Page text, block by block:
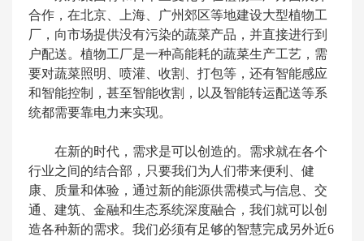
合作，在北京、上海、广州郊区等地建设大型植物工
厂，向市场提供没有污染的蔬菜产品，并直接进行到
户配送。植物工厂是一种高能耗的蔬菜生产工艺，需
要对蔬菜照明、喷灌、收割、打包等，还有智能感应
和智能控制，甚至智能收割，以及智能转运配送等系
统都需要靠电力来实现。
在新的时代，需求是可以创造的。需求就在各个
行业之间的结合部，只要我们为人们带来便利、健
康、质量和体验，通过新的能源供需模式与信息、交
通、建筑、金融和生态系统深度融合，我们就可以创
造各种新的需求。我们必须有足够的智慧完成另外近6